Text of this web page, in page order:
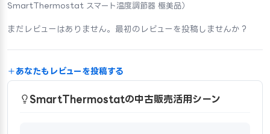
SmartThermostat スマート温度調節器 極美品）
まだレビューはありません。最初のレビューを投稿しませんか？
あなたもレビューを投稿する
SmartThermostatの中古販売活用シーン